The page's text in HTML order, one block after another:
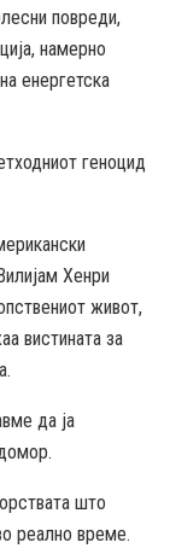
повреди,
намерно
енергетска
геноцид
Хенри
живот,
вистината за
да ја
што
реално време.